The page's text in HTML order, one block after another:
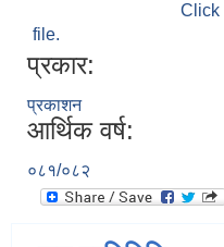
file.
प्रकार:
प्रकाशन
आर्थिक वर्ष:
०८१/०८२